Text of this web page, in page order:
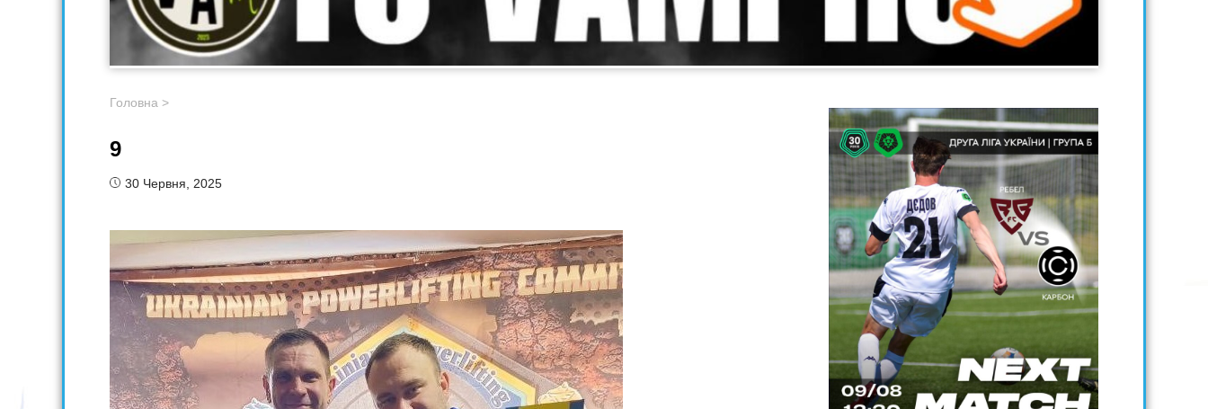
Головна >
9
30 Червня, 2025